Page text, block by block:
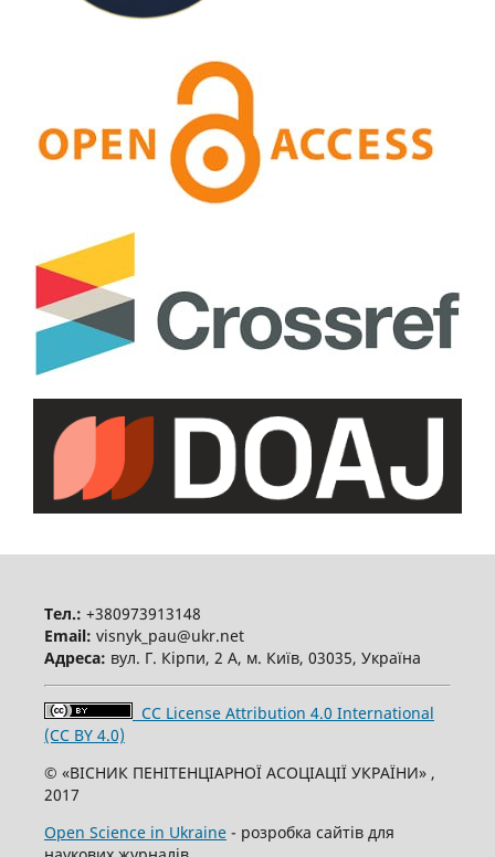
Тел.: +380973913148
Email: visnyk_pau@ukr.net
Адреса: вул. Г. Кірпи, 2 А, м. Київ, 03035, Україна
CC License Attribution 4.0 International
(CC BY 4.0)
© «ВІСНИК ПЕНІТЕНЦІАРНОЇ АСОЦІАЦІЇ УКРАЇНИ» ,
2017
Open Science in Ukraine- розробка сайтів для